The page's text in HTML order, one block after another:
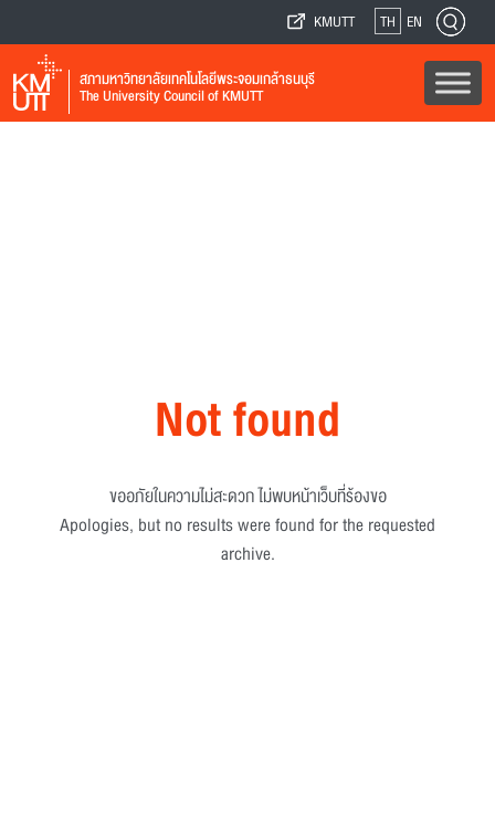
KMUTT TH EN
สภามหาวิทยาลัยเทคโนโลยีพระจอมเกล้าธนบุรี
The University Council of KMUTT
Not found
ขออภัยในความไม่สะดวก ไม่พบหน้าเว็บที่ร้องขอ
Apologies, but no results were found for the requested
archive.